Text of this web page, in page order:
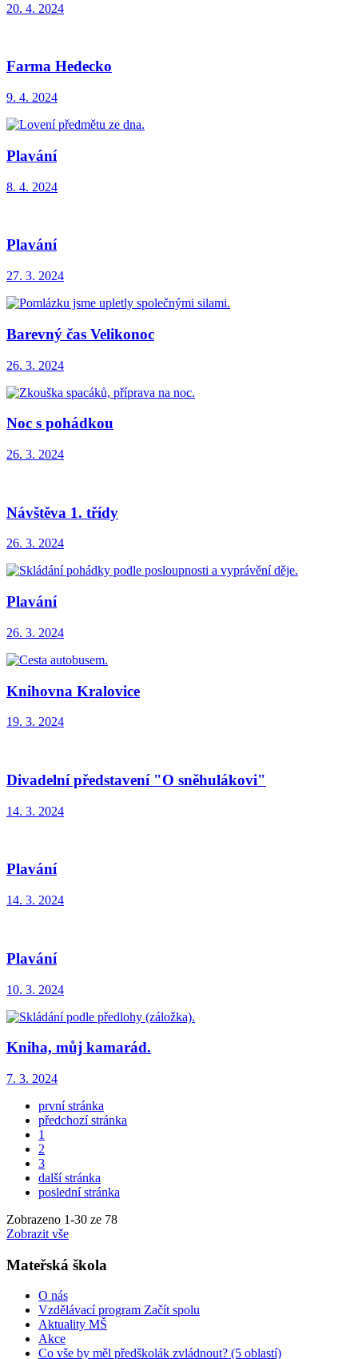
20. 4. 2024
Farma Hedecko
9. 4. 2024
Plavání
8. 4. 2024
Plavání
27. 3. 2024
Barevný čas Velikonoc
26. 3. 2024
Noc s pohádkou
26. 3. 2024
Návštěva 1. třídy
26. 3. 2024
Plavání
26. 3. 2024
Knihovna Kralovice
19. 3. 2024
Divadelní představení "O sněhulákovi"
14. 3. 2024
Plavání
14. 3. 2024
Plavání
10. 3. 2024
Kniha, můj kamarád.
7. 3. 2024
první stránka
předchozí stránka
1
2
3
další stránka
poslední stránka
Zobrazeno 1-30 ze 78
Zobrazit vše
Mateřská škola
O nás
Vzdělávací program Začít spolu
Aktuality MŠ
Akce
Co vše by měl předškolák zvládnout? (5 oblastí)